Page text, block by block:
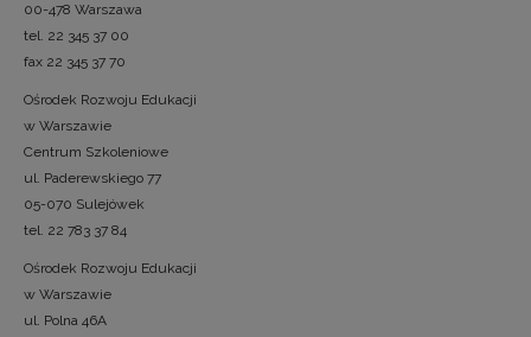
00-478 Warszawa
tel. 22 345 37 00
fax 22 345 37 70
Ośrodek Rozwoju Edukacji
w Warszawie
Centrum Szkoleniowe
ul. Paderewskiego 77
05-070 Sulejówek
tel. 22 783 37 84
Ośrodek Rozwoju Edukacji
w Warszawie
ul. Polna 46A